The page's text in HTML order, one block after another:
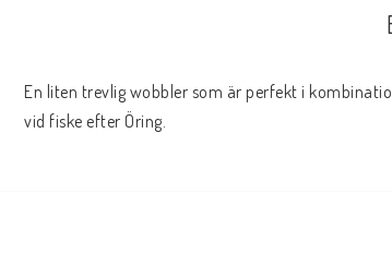
En liten trevlig wobbler som är perfekt i
vid fiske efter Öring.